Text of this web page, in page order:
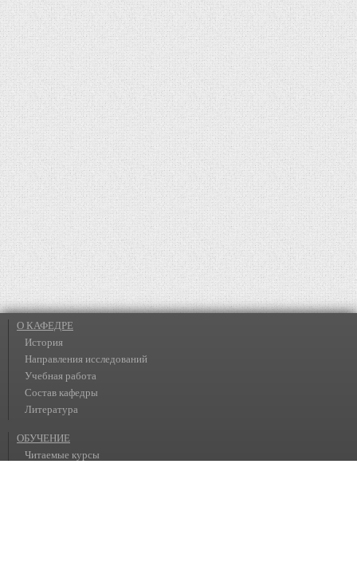
О КАФЕДРЕ
История
Направления исследований
Учебная работа
Состав кафедры
Литература
ОБУЧЕНИЕ
Читаемые курсы